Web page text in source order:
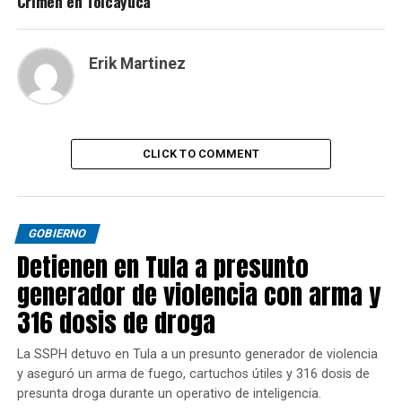
Erik Martinez
CLICK TO COMMENT
GOBIERNO
Detienen en Tula a presunto
generador de violencia con arma y
316 dosis de droga
La SSPH detuvo en Tula a un presunto generador de violencia
y aseguró un arma de fuego, cartuchos útiles y 316 dosis de
presunta droga durante un operativo de inteligencia.